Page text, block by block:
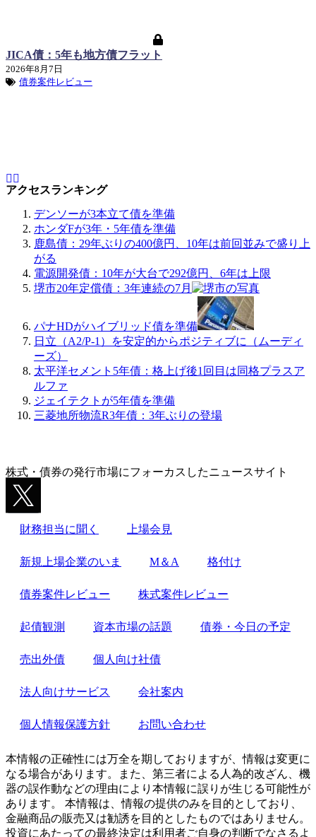
JICA債：5年も地方債フラット
2026年8月7日
債券案件レビュー
アクセスランキング
デンソーが3本立て債を準備
ホンダFが3年・5年債を準備
鹿島債：29年ぶりの400億円、10年は前回並みで盛り上
がる
電源開発債：10年が大台で292億円、6年は上限
堺市20年定償債：3年連続の7月
パナHDがハイブリッド債を準備
日立（A2/P-1）を安定的からポジティブに（ムーディ
ーズ）
太平洋セメント5年債：格上げ後1回目は同格プラスア
ルファ
ジェイテクトが5年債を準備
三菱地所物流R3年債：3年ぶりの登場
株式・債券の発行市場にフォーカスしたニュースサイト
財務担当に聞く 上場会見
新規上場企業のいま M＆A 格付け
債券案件レビュー 株式案件レビュー
起債観測 資本市場の話題 債券・今日の予定
売出外債 個人向け社債
法人向けサービス 会社案内
個人情報保護方針 お問い合わせ
本情報の正確性には万全を期しておりますが、情報は変更に
なる場合があります。また、第三者による人為的改ざん、機
器の誤作動などの理由により本情報に誤りが生じる可能性が
あります。 本情報は、情報の提供のみを目的としており、
金融商品の販売又は勧誘を目的としたものではありません。
投資にあたっての最終決定は利用者ご自身の判断でなさるよ